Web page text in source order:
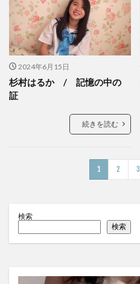
2024年6月15日
杉村はるか / 記憶の中の
証
続きを読む
1 2 3
検索
検索